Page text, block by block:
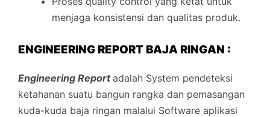
menjaga konsistensi dan qualitas produk.
ENGINEERING REPORT BAJA RINGAN :
Engineering Reportadalah System pendeteksi
ketahanan suatu bangun rangka dan pemasangan
kuda-kuda baja ringan malalui Software aplikasi